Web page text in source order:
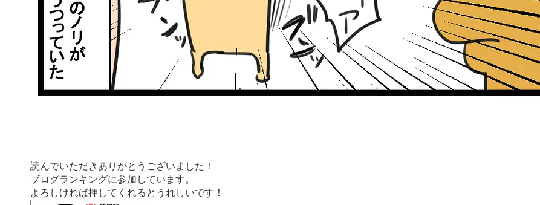
読んでいただきありがとうございました！
ブログランキングに参加しています。
よろしければ押してくれるとうれしいです！